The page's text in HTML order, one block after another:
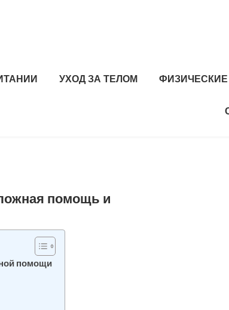
УХОД ЗА ТЕЛОМ ФИЗИЧЕСКИЕ
помощь и
помощи